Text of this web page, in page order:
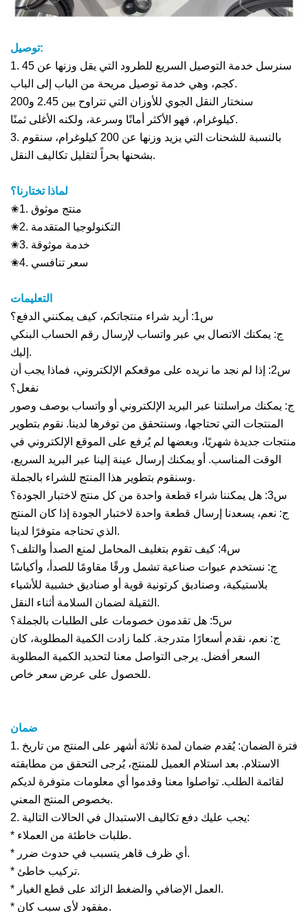
توصيل:
1. سنرسل خدمة التوصيل السريع للطرود التي يقل وزنها عن 45
كجم، وهي خدمة توصيل مريحة من الباب إلى الباب.
سنختار النقل الجوي للأوزان التي تتراوح بين 2.45 و200
كيلوغرام، فهو الأكثر أمانًا وسرعة، ولكنه الأغلى ثمنًا.
3. بالنسبة للشحنات التي يزيد وزنها عن 200 كيلوغرام، سنقوم
بشحنها بحراً لتقليل تكاليف النقل.
لماذا تختارنا؟
✬1. منتج موثوق
✬2. التكنولوجيا المتقدمة
✬3. خدمة موثوقة
✬4. سعر تنافسي
التعليمات
س1: أريد شراء منتجاتكم، كيف يمكنني الدفع؟
ج: يمكنك الاتصال بي عبر واتساب لإرسال رقم الحساب البنكي
إليك.
س2: إذا لم نجد ما نريده على موقعكم الإلكتروني، فماذا يجب أن
نفعل؟
ج: يمكنك مراسلتنا عبر البريد الإلكتروني أو واتساب بوصف وصور
المنتجات التي تحتاجها، وسنتحقق من توفرها لدينا. نقوم بتطوير
منتجات جديدة شهريًا، وبعضها لم يُرفع على الموقع الإلكتروني في
الوقت المناسب. أو يمكنك إرسال عينة إلينا عبر البريد السريع،
وسنقوم بتطوير هذا المنتج للشراء بالجملة.
س3: هل يمكننا شراء قطعة واحدة من كل منتج لاختبار الجودة؟
ج: نعم، يسعدنا إرسال قطعة واحدة لاختبار الجودة إذا كان المنتج
الذي تحتاجه متوفرًا لدينا.
س4: كيف تقوم بتغليف المحامل لمنع الصدأ والتلف؟
ج: نستخدم عبوات صناعية تشمل ورقًا مقاومًا للصدأ، وأكياسًا
بلاستيكية، وصناديق كرتونية قوية أو صناديق خشبية للأشياء
الثقيلة لضمان السلامة أثناء النقل.
س5: هل تقدمون خصومات على الطلبات بالجملة؟
ج: نعم، نقدم أسعارًا متدرجة. كلما زادت الكمية المطلوبة، كان
السعر أفضل. يرجى التواصل معنا لتحديد الكمية المطلوبة
للحصول على عرض سعر خاص.
ضمان
1. فترة الضمان: يُقدم ضمان لمدة ثلاثة أشهر على المنتج من تاريخ
الاستلام. بعد استلام العميل للمنتج، يُرجى التحقق من مطابقته
لقائمة الطلب. تواصلوا معنا وقدموا أي معلومات متوفرة لديكم
بخصوص المنتج المعني.
2. يجب عليك دفع تكاليف الاستبدال في الحالات التالية:
* طلبات خاطئة من العملاء.
* أي ظرف قاهر يتسبب في حدوث ضرر.
* تركيب خاطئ.
* العمل الإضافي والضغط الزائد على قطع الغيار.
* مفقود لأي سبب كان.